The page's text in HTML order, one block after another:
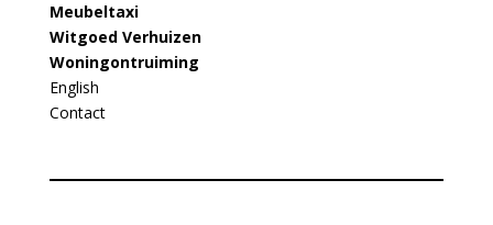
Meubeltaxi
Witgoed Verhuizen
Woningontruiming
English
Contact